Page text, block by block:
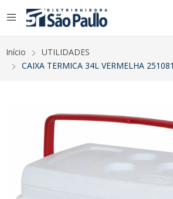
Início
UTILIDADES
CAIXA TERMICA 34L VERMELHA